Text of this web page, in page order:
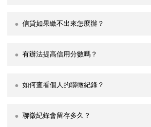
信貸如果繳不出來怎麼辦？
有辦法提高信用分數嗎？
如何查看個人的聯徵紀錄？
聯徵紀錄會留存多久？